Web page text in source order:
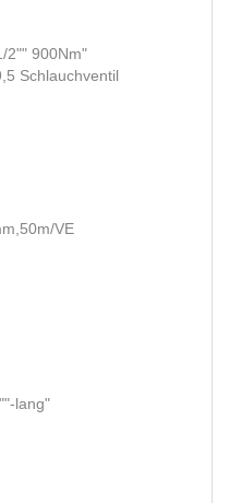
2"" 900Nm"
Schlauchventil
VE
lang"